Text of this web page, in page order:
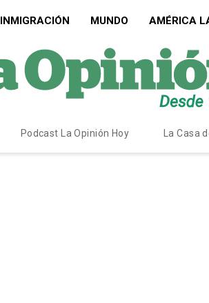
INMIGRACIÓN MUNDO AMÉRICA
Podcast La Opinión Hoy La Casa